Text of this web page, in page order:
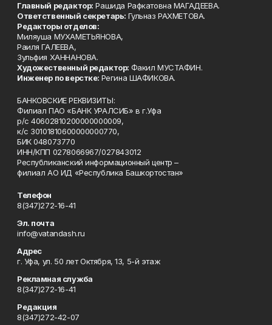
Главный редактор: Рашида Рафкатовна МАГАДЕЕВА.
Ответственный секретарь: Гульназ РАХМЕТОВА.
Редакторы отделов:
Миляуша МУХАМЕТЬЯНОВА,
Раиля ГАЛЕЕВА,
Зульфия ХАННАНОВА.
Художественный редактор: Факил МУСТАФИН.
Инженер по верстке: Регина ШАФИКОВА.
БАНКОВСКИЕ РЕКВИЗИТЫ:
Филиал ПАО «БАНК УРАЛСИБ» в г.Уфа
р/с 40602810200000000009,
к/с 30101810600000000770,
БИК 048073770
ИНН/КПП 0278066967/027843012
Республиканский информационный центр –
филиал АО ИД «Республика Башкортостан»
Телефон
8(347)272-16-41
Эл. почта
info@vatandash.ru
Адрес
г. Уфа, ул. 50 лет Октября, 13, 5-й этаж
Рекламная служба
8(347)272-16-41
Редакция
8(347)272-42-07